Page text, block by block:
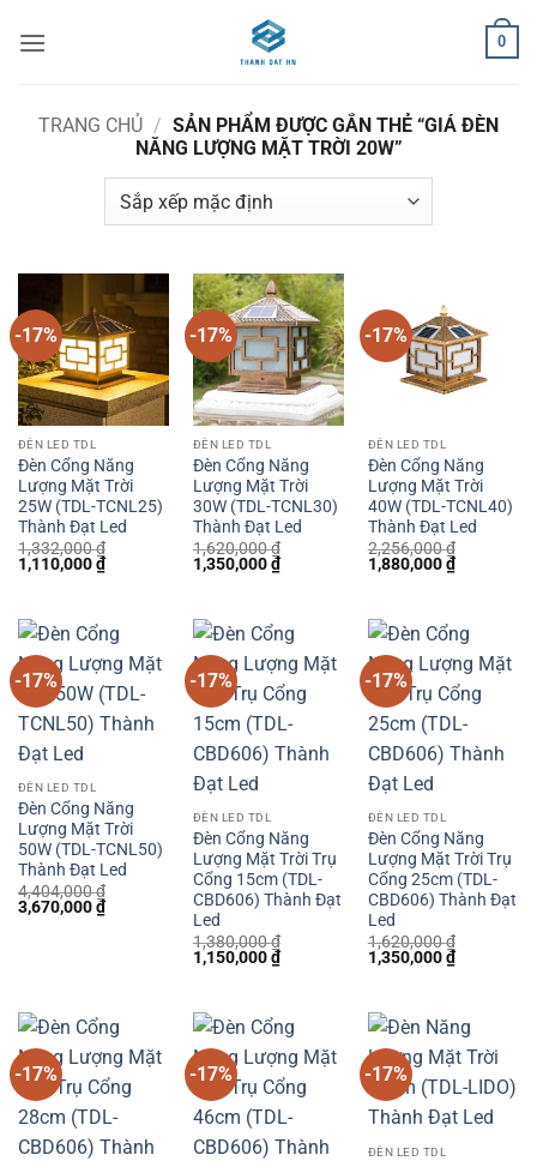
qua
0
TRANG CHỦ / SẢN PHẨM ĐƯỢC GẮN THẺ “GIÁ ĐÈN
NĂNG LƯỢNG MẶT TRỜI 20W”
-17%
ĐÈN LED TDL
Đèn Cổng Năng
Lượng Mặt Trời
25W (TDL-TCNL25)
Thành Đạt Led
1,332,000₫
Giá
gốc
1,110,000₫Giá
hiện
1,110,000 ₫.
-17%
ĐÈN LED TDL
Đèn Cổng Năng
Lượng Mặt Trời
30W (TDL-TCNL30)
Thành Đạt Led
1,620,000₫
Giá
gốc
1,350,000₫Giá
hiện
1,350,000 ₫.
-17%
ĐÈN LED TDL
Đèn Cổng Năng
Lượng Mặt Trời
40W (TDL-TCNL40)
Thành Đạt Led
2,256,000₫
Giá
gốc
1,880,000₫Giá
hiện
-17%
ĐÈN LED TDL
Đèn Cổng Năng
Lượng Mặt Trời
50W (TDL-TCNL50)
Thành Đạt Led
4,404,000₫
Giá
gốc
3,670,000₫Giá
hiện
-17%
ĐÈN LED TDL
Đèn Cổng Năng
Lượng Mặt Trời Trụ
Cổng 15cm (TDL-
CBD606) Thành Đạt
Led
1,380,000₫
Giá
gốc
1,150,000₫Giá
hiện
1,150,000 ₫.
-17%
ĐÈN LED TDL
Đèn Cổng Năng
Lượng Mặt Trời Trụ
Cổng 25cm (TDL-
CBD606) Thành Đạt
Led
1,620,000₫
Giá
gốc
1,350,000₫Giá
hiện
1,350,000
-17% -17% -17%
ĐÈN LED TDL